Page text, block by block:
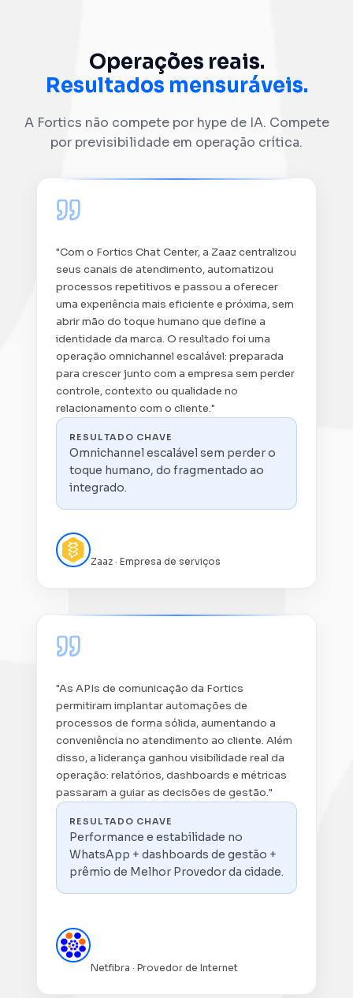
Operações reais.
Resultados mensuráveis.
A Fortics não compete por hype de IA. Compete
por previsibilidade em operação crítica.
"Com o Fortics Chat Center, a Zaaz centralizou
seus canais de atendimento, automatizou
processos repetitivos e passou a oferecer
uma experiência mais eficiente e próxima, sem
abrir mão do toque humano que define a
identidade da marca. O resultado foi uma
operação omnichannel escalável: preparada
para crescer junto com a empresa sem perder
controle, contexto ou qualidade no
relacionamento com o cliente."
RESULTADO CHAVE
Omnichannel escalável sem perder o
toque humano, do fragmentado ao
integrado.
Zaaz · Empresa de serviços
"As APIs de comunicação da Fortics
permitiram implantar automações de
processos de forma sólida, aumentando a
conveniência no atendimento ao cliente. Além
disso, a liderança ganhou visibilidade real da
operação: relatórios, dashboards e métricas
passaram a guiar as decisões de gestão."
RESULTADO CHAVE
Performance e estabilidade no
WhatsApp + dashboards de gestão +
prêmio de Melhor Provedor da cidade.
Netfibra · Provedor de Internet